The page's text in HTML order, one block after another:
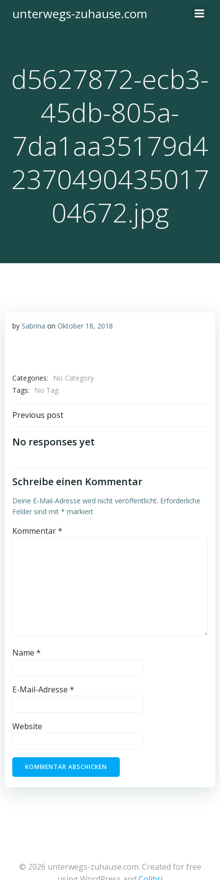
Inhalt
unterwegs-zuhause.com
d5627872-ecb3-
45db-805a-
7da1aa35179d4
2370490435017
04672.jpg
by Sabrina on Oktober 18, 2018
Categories:
No Category
Tags:
No Tag
Post
navigation
Previous post
No responses yet
Schreibe einen Kommentar
Deine E-Mail-Adresse wird nicht veröffentlicht. Erforderliche
Felder sind mit * markiert
Kommentar*
Name *
E-Mail-Adresse *
Website
© 2026 unterwegs-zuhause.com. Created for free